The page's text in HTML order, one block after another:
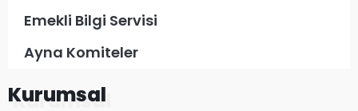
Emekli Bilgi Servisi
Ayna Komiteler
Kurumsal